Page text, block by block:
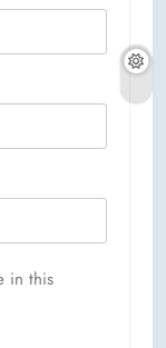
in this